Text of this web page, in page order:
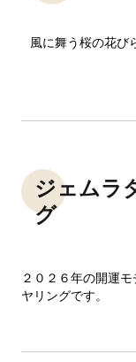
風に舞う桜の花び
ジェムラ
グ
２０２６年の開運
ヤリングです。